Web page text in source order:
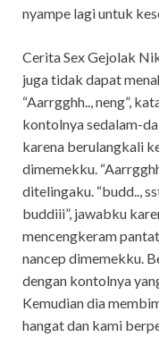
nyampe lagi untuk
Cerita Sex Gejolak
juga tidak dapat
“Aarrgghh.., neng”,
kontolnya sedalam-
karena berulangkali
dimemekku.
ditelingaku. “budd..,
buddiii”, jawabku
mencengkeram
nancep dimemekku.
dengan kontolnya
Kemudian dia
hangat dan kami